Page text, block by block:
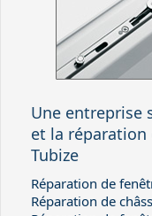
Une entreprise
et la réparation
Tubize
Réparation de
Réparation de